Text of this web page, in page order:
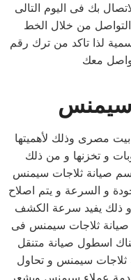
بك فى اليوم التالى
التواصل من خلال الخط
لذا تاكد من ترك رقم
معك
سيمنس
مصرى وذلك لأهميتها
و تخزنها و من ذلك
صيانة ثلاجات سيمنس
و السرعة و يتم اصلاح
و ذلك يفيد سرعة الكشف
صيانة ثلاجات سيمنس فى
اسطول صيانة متنقل
ثلاجات سيمنس و تحاول
عملاء سيمنس ويشعر